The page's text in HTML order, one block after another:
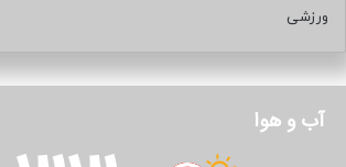
ورزشی
آب و هوا